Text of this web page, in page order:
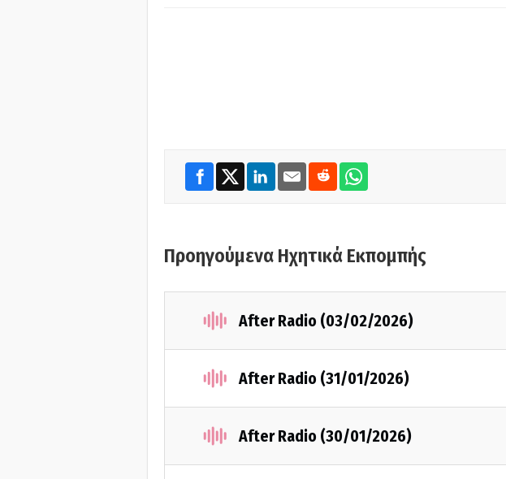
Προηγούμενα Ηχητικά Εκπομπής
After Radio (03/02/2026)
After Radio (31/01/2026)
After Radio (30/01/2026)